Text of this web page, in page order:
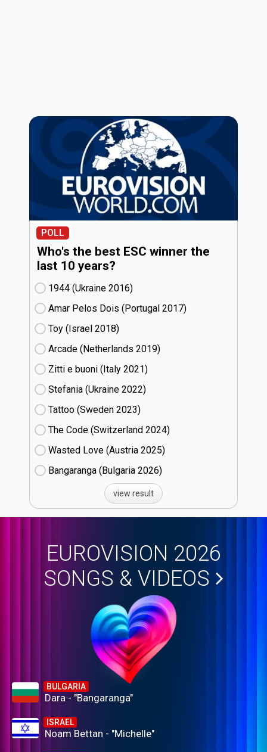
POLL
Who's the best ESC winner the
last 10 years?
1944 (Ukraine
16)
Amar Pelos Dois (Portugal
17)
Toy (Israel
18)
Arcade (Netherlands
19)
Zitti e buoni​ (Italy
21)
Stefania (Ukraine
22)
Tattoo (Sweden
23)
The Code (Switzerland
24)
Wasted Love (Austria
25)
Bangaranga (Bulgaria
26)
view result
EUROVISION 2026
SONGS & VIDEOS
BULGARIA
Dara - "Bangaranga"
ISRAEL
Noam Bettan - "Michelle"